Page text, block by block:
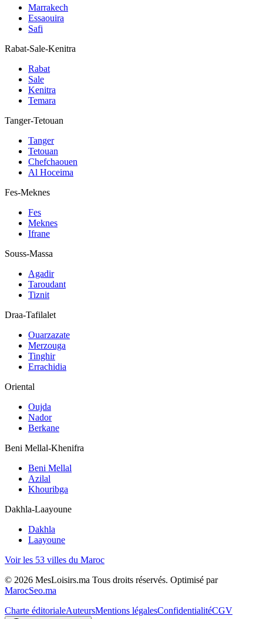
Marrakech
Essaouira
Safi
Rabat-Sale-Kenitra
Rabat
Sale
Kenitra
Temara
Tanger-Tetouan
Tanger
Tetouan
Chefchaouen
Al Hoceima
Fes-Meknes
Fes
Meknes
Ifrane
Souss-Massa
Agadir
Taroudant
Tiznit
Draa-Tafilalet
Ouarzazate
Merzouga
Tinghir
Errachidia
Oriental
Oujda
Nador
Berkane
Beni Mellal-Khenifra
Beni Mellal
Azilal
Khouribga
Dakhla-Laayoune
Dakhla
Laayoune
Voir les 53 villes du Maroc
© 2026 MesLoisirs.ma Tous droits réservés. Optimisé par
MarocSeo.ma
Charte éditorialeAuteursMentions légalesConfidentialitéCGV